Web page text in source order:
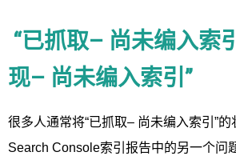
“已抓取– 尚未编入索
现– 尚未编入索引”
很多人通常将“已抓取– 尚未编入索引”
Search Console索引报告中的另一个问